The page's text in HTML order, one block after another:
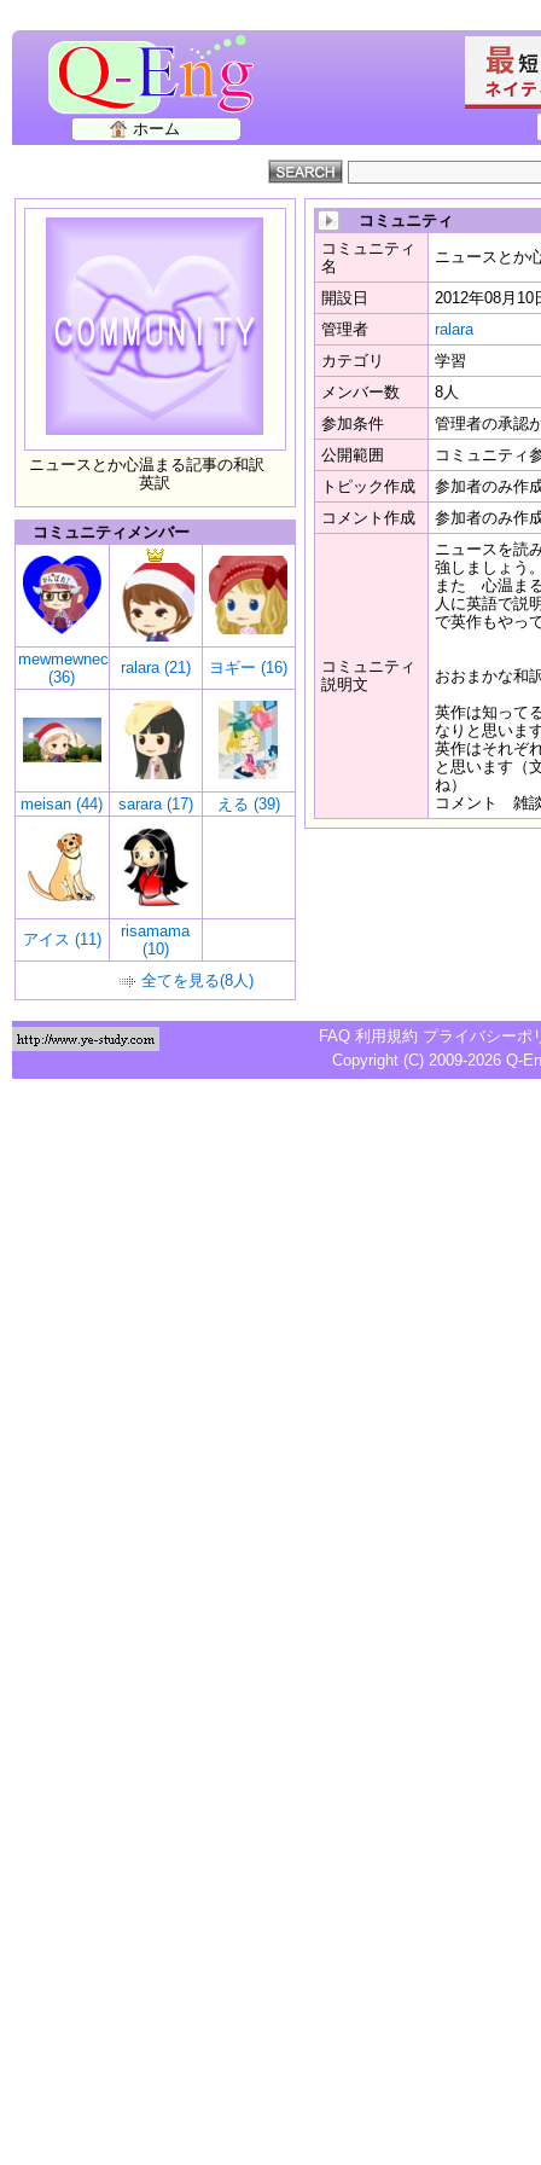
ホーム
ニュースとか心温まる記事の和訳
英訳
コミュニティメンバー
mewmewneco
(36)
ralara (21) ヨギー (16)
meisan (44) sarara (17) える (39)
アイス (11)
risamama
(10)
全てを見る(8人)
コミュニティ
コミュニティ
名
ニュースとか
開設日
2012年08月10
管理者
ralara
カテゴリ
学習
メンバー数
8人
参加条件
管理者の承認
公開範囲
コミュニティ
トピック作成
参加者のみ作
コメント作成
参加者のみ作
コミュニティ
説明文
ニュースを読
強しましょう
また 心温ま
人に英語で説
で英作もやっ
おおまかな和
英作は知って
なりと思いま
英作はそれぞ
と思います（
ね）
コメント 雑
FAQ 利用規約 プライバシーポ
Copyright (C) 2009-2026 Q-